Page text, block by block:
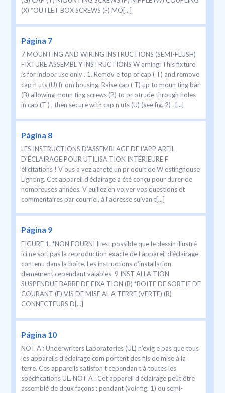
(X) *OUTLET BOX SCREWS (F) MO[...]
Página 7
7 MOUNTING AND WIRING INSTRUCTIONS (SEMI-FLUSH)
FIXTURE ASSEMBL Y INSTRUCTIONS W arning: This fixture
is for indoor use only . 1. Remov e top of cap ( T) and remove
cap n uts (U) fr om housing. Raise cap ( T) up to moun ting bar
(B) allowing moun ting screws (P) to pr otrude through holes
in cap (T ) , then secure with cap n uts (U) (see fig. 2) . [...]
Página 8
LES INSTRUCTIONS D'ASSEMBLAGE DE L'APP AREIL
D'ÉCLAIRAGE POUR UTILISA TION INTÉRIEURE F
élicitations ! V ous a vez acheté un pr oduit de W estinghouse
Lighting. Cet appareil d'éclairage a été conçu pour durer de
nombreuses années. V euillez en vo yer vos questions et
commentaires par courriel, à l'adresse suivan t[...]
Página 9
FIGURE 1. *NON FOURNI Il est possible que le dessin illustré
ici ne soit pas la reproduction exacte de l’appareil d’éclairage
contenu dans la boîte. Les instructions d’installation
demeurent cependant valables. 9 INST ALLA TION
SUSPENDUE BARRE DE FIXA TION (B) *BOITE DE SORTIE DE
COURANT (E) VIS DE MISE AL A TERRE (VERTE) (R)
CONNECTEURS D[...]
Página 10
NOT A : Underwriters Laboratories (UL) n’exig e pas que tous
les appareils d’éclairage com portent des fils de mise à la
terre. Ces appareils satisfon t cependan t à toutes les
spécifications UL. NOT A : Cet appareil d’éclairage peut être
assemblé de deux façons : pendant (voir fig. 1) ou semi-